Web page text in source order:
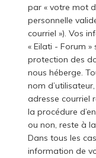
par « votre mot
personnelle
courriel »). Vos
« Eilati - Forum
protection des
nous héberge.
nom
adresse courriel
la procédure
ou non, reste à
Dans tous les
information de